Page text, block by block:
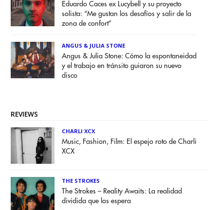
Eduardo Caces ex Lucybell y su proyecto
solista: “Me gustan los desafíos y salir de la
zona de confort”
ANGUS & JULIA STONE
Angus & Julia Stone: Cómo la espontaneidad
y el trabajo en tránsito guiaron su nuevo
disco
REVIEWS
CHARLI XCX
Music, Fashion, Film: El espejo roto de Charli
XCX
THE STROKES
The Strokes – Reality Awaits: La realidad
dividida que los espera